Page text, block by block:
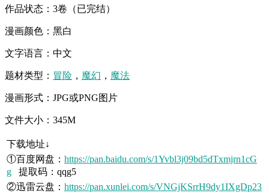
作品状态：3卷（已完结）
漫画颜色：黑白
文字语言：中文
题材类型： 冒险 ， 魔幻 ， 魔法
漫画形式：JPG或PNG图片
文件大小：345M
下载地址↓
①百度网盘： https://pan.baidu.com/s/1Yvbl3j09bd5dTxmjrn1cG
g 提取码：qqg5
②迅雷云盘： https://pan.xunlei.com/s/VNGjKSrrH9dy1IXgDp23